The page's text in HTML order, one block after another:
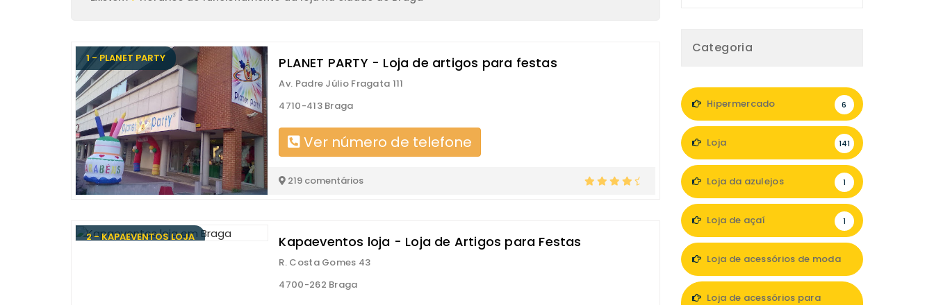
1 - PLANET PARTY PLANET PARTY - Loja de artigos para festas
Av. Padre Júlio Fragata 111
4710-413 Braga
Ver número de telefone
219 comentários
2 - KAPAEVENTOS LOJA Kapaeventos loja - Loja de Artigos para Festas
R. Costa Gomes 43
4700-262 Braga
Categoria
Hipermercado 6
Loja 141
Loja da azulejos 1
Loja de açaí 1
Loja de acessórios de moda
Loja de acessórios para